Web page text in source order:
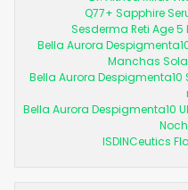
Q77+ Sapphire
Sesderma Reti Age
Bella Aurora
Manchas
Bella Aurora
Bella Aurora Despigmenta10
ISDINCeutics